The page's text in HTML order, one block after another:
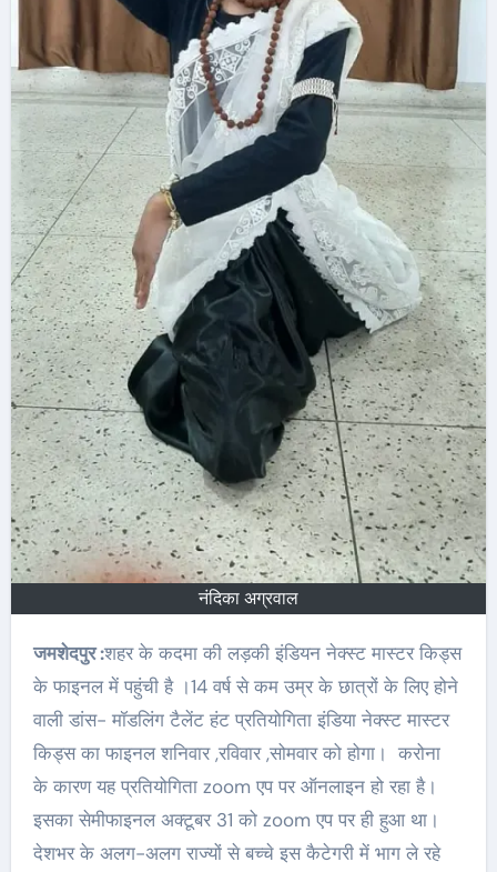
नंदिका अग्रवाल
जमशेदपुर :शहर के कदमा की लड़की इंडियन नेक्स्ट मास्टर किड्स
के फाइनल में पहुंची है ।14 वर्ष से कम उम्र के छात्रों के लिए होने
वाली डांस- मॉडलिंग टैलेंट हंट प्रतियोगिता इंडिया नेक्स्ट मास्टर
किड्स का फाइनल शनिवार ,रविवार ,सोमवार को होगा। करोना
के कारण यह प्रतियोगिता zoom एप पर ऑनलाइन हो रहा है।
इसका सेमीफाइनल अक्टूबर 31 को zoom एप पर ही हुआ था।
देशभर के अलग-अलग राज्यों से बच्चे इस कैटेगरी में भाग ले रहे